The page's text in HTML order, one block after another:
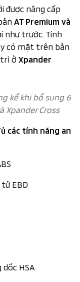
màu đen, trong
màu đỏ/đen
giúp không khí
biệt là đến hàng
tiện nghi đầy đủ
ghế này mang lại
chốt giúp
nghiệp kinh doanh